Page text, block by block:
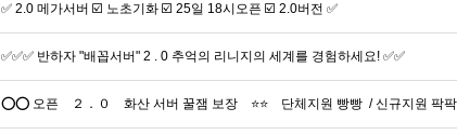
✅ 2.0 메가서버 ☑️ 노초기화 ☑️ 25일 18시오픈 ☑️ 2.0버전 ✅
✅✅✅ 반하자 "배꼽서버" 2 . 0 추억의 리니지의 세계를 경험하세요! ✅✅
⭕⭕ 오픈 ２．０ 화산 서버 꿀잼 보장 ⭐⭐ 단체지원 빵빵 / 신규지원 팍